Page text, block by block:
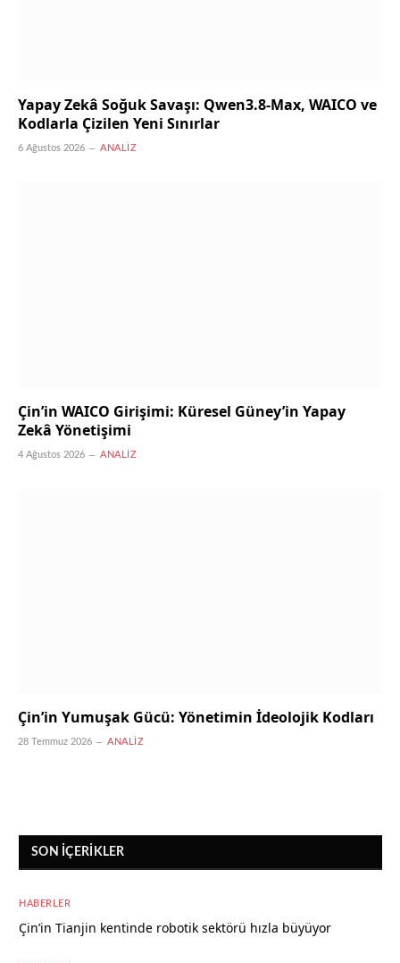
Yapay Zekâ Soğuk Savaşı: Qwen3.8-Max, WAICO ve
Kodlarla Çizilen Yeni Sınırlar
6 Ağustos 2026 ANALIZ
Çin’in WAICO Girişimi: Küresel Güney’in Yapay
Zekâ Yönetişimi
4 Ağustos 2026 ANALIZ
Çin’in Yumuşak Gücü: Yönetimin İdeolojik Kodları
28 Temmuz 2026 ANALIZ
SON İÇERIKLER
HABERLER
Çin’in Tianjin kentinde robotik sektörü hızla büyüyor